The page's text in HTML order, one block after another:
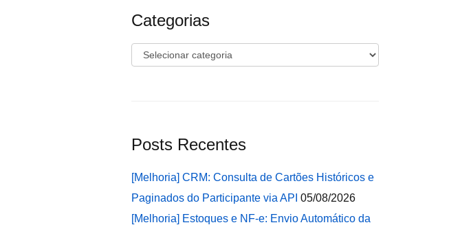
Categorias
Categorias
Posts Recentes
[Melhoria] CRM: Consulta de Cartões Históricos e
Paginados do Participante via API 05/08/2026
[Melhoria] Estoques e NF-e: Envio Automático da